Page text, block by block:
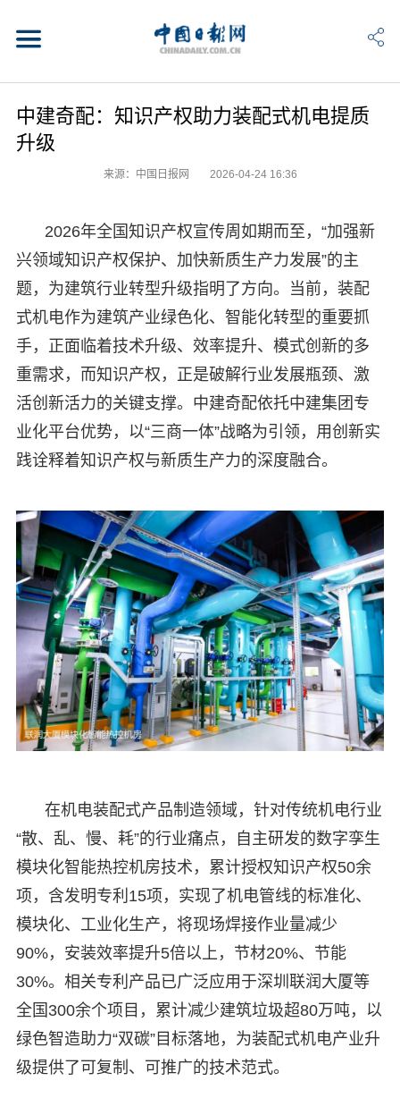
中建奇配：知识产权助力装配式机电提质
升级
来源：中国日报网 2026-04-24 16:36
2026年全国知识产权宣传周如期而至，“加强新
兴领域知识产权保护、加快新质生产力发展”的主
题，为建筑行业转型升级指明了方向。当前，装配
式机电作为建筑产业绿色化、智能化转型的重要抓
手，正面临着技术升级、效率提升、模式创新的多
重需求，而知识产权，正是破解行业发展瓶颈、激
活创新活力的关键支撑。中建奇配依托中建集团专
业化平台优势，以“三商一体”战略为引领，用创新实
践诠释着知识产权与新质生产力的深度融合。
在机电装配式产品制造领域，针对传统机电行业
“散、乱、慢、耗”的行业痛点，自主研发的数字孪生
模块化智能热控机房技术，累计授权知识产权50余
项，含发明专利15项，实现了机电管线的标准化、
模块化、工业化生产，将现场焊接作业量减少
90%，安装效率提升5倍以上，节材20%、节能
30%。相关专利产品已广泛应用于深圳联润大厦等
全国300余个项目，累计减少建筑垃圾超80万吨，以
绿色智造助力“双碳”目标落地，为装配式机电产业升
级提供了可复制、可推广的技术范式。